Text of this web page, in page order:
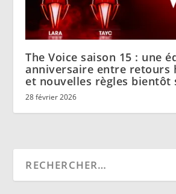
The Voice saison 15 : une
anniversaire entre retours
et nouvelles règles bientôt
28 février 2026